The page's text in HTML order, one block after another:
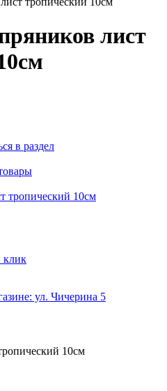
лист
клик
ул. Чичерина 5
10см